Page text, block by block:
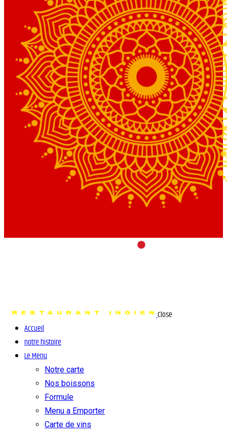
Close
Accueil
notre histoire
Le Menu
Notre carte
Nos boissons
Formule
Menu a Emporter
Carte de vins